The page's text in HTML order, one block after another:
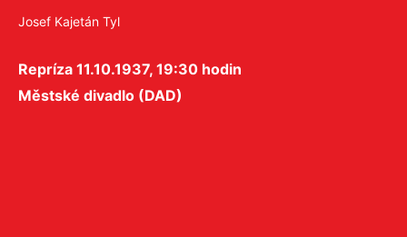
Josef Kajetán Tyl
Repríza 11.10.1937, 19:30 hodin
Městské divadlo (DAD)